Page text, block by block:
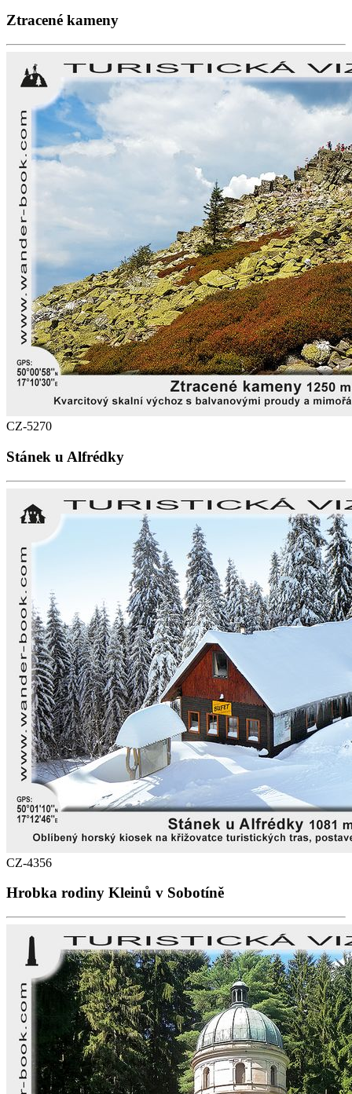
Ztracené kameny
CZ-5270
Stánek u Alfrédky
CZ-4356
Hrobka rodiny Kleinů v Sobotíně